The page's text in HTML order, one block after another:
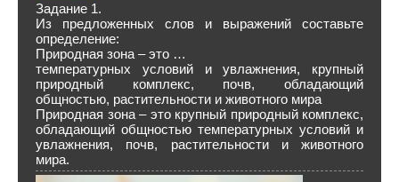
Задание 1.
Из предложенных слов и выражений составьте
определение:
Природная зона – это …
температурных условий и увлажнения, крупный
природный комплекс, почв, обладающий
общностью, растительности и животного мира
Природная зона – это крупный природный комплекс,
обладающий общностью температурных условий и
увлажнения, почв, растительности и животного
мира.